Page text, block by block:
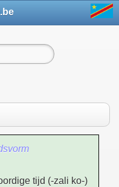
tijd (-zali ko-)